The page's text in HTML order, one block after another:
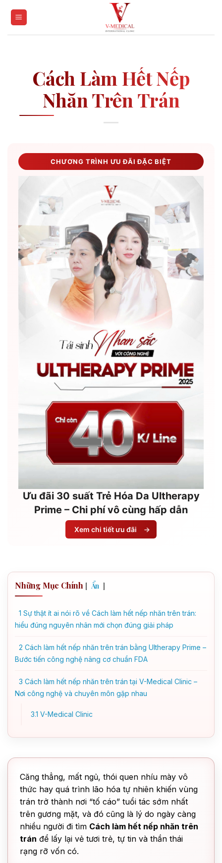
Cách Làm Hết Nếp
Nhăn Trên Trán
CHƯƠNG TRÌNH ƯU ĐÃI ĐẶC BIỆT
Ưu đãi 30 suất Trẻ Hóa Da Ultherapy
Prime – Chi phí vô cùng hấp dẫn
Xem chi tiết ưu đãi →
Những Mục Chính [ Ẩn ]
1 Sự thật ít ai nói rõ về Cách làm hết nếp nhăn trên trán:
hiểu đúng nguyên nhân mới chọn đúng giải pháp
2 Cách làm hết nếp nhăn trên trán bằng Ultherapy Prime –
Bước tiến công nghệ nâng cơ chuẩn FDA
3 Cách làm hết nếp nhăn trên trán tại V-Medical Clinic –
Nơi công nghệ và chuyên môn gặp nhau
3.1 V-Medical Clinic
Căng thẳng, mất ngủ, thói quen nhíu mày vô
thức hay quá trình lão hóa tự nhiên khiến vùng
trán trở thành nơi “tố cáo” tuổi tác sớm nhất
trên gương mặt, và đó cũng là lý do ngày càng
nhiều người đi tìm Cách làm hết nếp nhăn trên
trán để lấy lại vẻ tươi trẻ, tự tin và thần thái
rạng rỡ vốn có.